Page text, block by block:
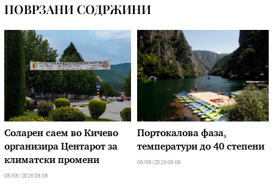
ПОВРЗАНИ СОДРЖИНИ
Соларен саем во Кичево
организира Центарот за
климатски промени
08/08/2026 08:08
Портокалова фаза,
температури до 40 степени
08/08/2026 08:08